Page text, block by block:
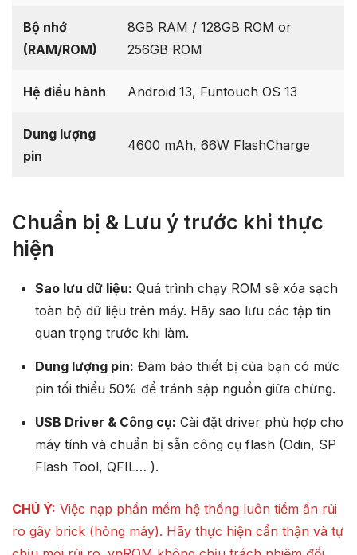
Bộ nhớ
(RAM/ROM)
8GB RAM / 128GB ROM or
256GB ROM
Hệ điều hành Android 13, Funtouch OS 13
Dung lượng
pin
4600 mAh, 66W FlashCharge
Chuẩn bị & Lưu ý trước khi thực
hiện
Sao lưu dữ liệu: Quá trình chạy ROM sẽ xóa sạch
toàn bộ dữ liệu trên máy. Hãy sao lưu các tập tin
quan trọng trước khi làm.
Dung lượng pin: Đảm bảo thiết bị của bạn có mức
pin tối thiểu 50% để tránh sập nguồn giữa chừng.
USB Driver & Công cụ: Cài đặt driver phù hợp cho
máy tính và chuẩn bị sẵn công cụ flash (Odin, SP
Flash Tool, QFIL… ).
CHÚ Ý: Việc nạp phần mềm hệ thống luôn tiềm ẩn rủi
ro gây brick (hỏng máy). Hãy thực hiện cẩn thận và tự